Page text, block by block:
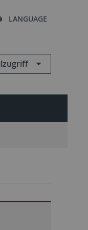
LANGUAGE